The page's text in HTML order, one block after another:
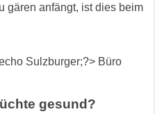
gären anfängt, ist dies beim
gesund?